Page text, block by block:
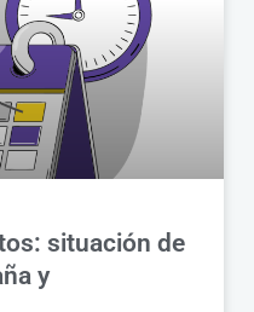
situación de
y